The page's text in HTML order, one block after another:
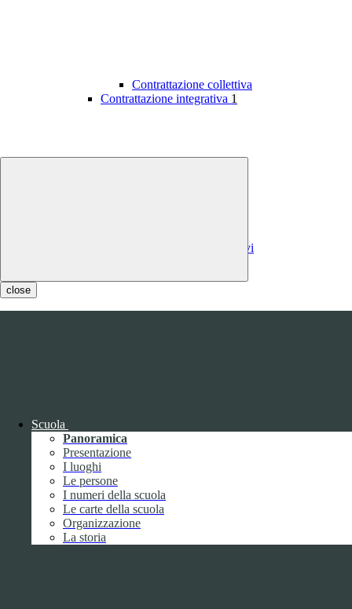
close
Scuola
Panoramica
Presentazione
I luoghi
Le persone
I numeri della scuola
Le carte della scuola
Organizzazione
La storia
Contrattazione collettiva
Contrattazione integrativa 1
Costi contratti integrativi
Bandi di concorso